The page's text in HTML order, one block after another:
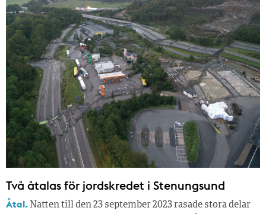
Två åtalas för jordskredet i Stenungsund
Åtal. Natten till den 23 september 2023 rasade stora delar